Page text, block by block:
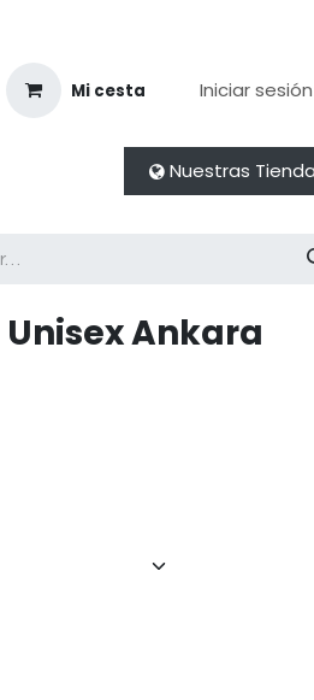
Mi cesta Iniciar sesión
Nuestras
Ankara